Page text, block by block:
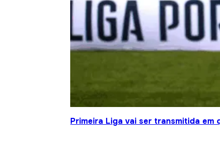
Primeira Liga vai ser transmitida